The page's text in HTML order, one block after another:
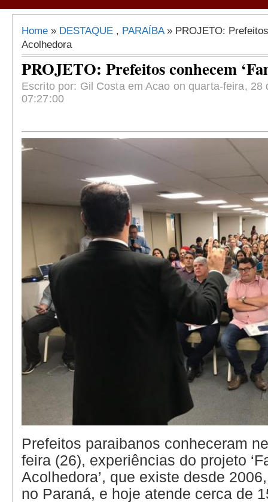
Home » DESTAQUE , PARAÍBA» PROJETO:
Acolhedora
PROJETO: Prefeitos conhecem
Escrito por: Gil Costa em Acao on quarta-feira, 28
07:27:00
Prefeitos paraibanos conheceram
feira (26), experiências do projeto
Acolhedora’, que existe desde
no Paraná, e hoje atende cerca de